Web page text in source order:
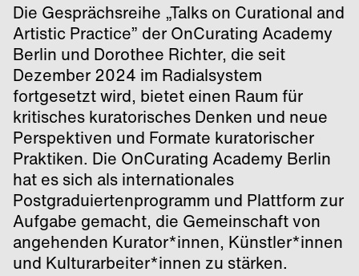
Die Gesprächsreihe „Talks on Curational and
Artistic Practice” der OnCurating Academy
Berlin und Dorothee Richter, die seit
Dezember 2024 im Radialsystem
fortgesetzt wird, bietet einen Raum für
kritisches kuratorisches Denken und neue
Perspektiven und Formate kuratorischer
Praktiken. Die OnCurating Academy Berlin
hat es sich als internationales
Postgraduiertenprogramm und Plattform zur
Aufgabe gemacht, die Gemeinschaft von
angehenden Kurator*innen, Künstler*innen
und Kulturarbeiter*innen zu stärken.